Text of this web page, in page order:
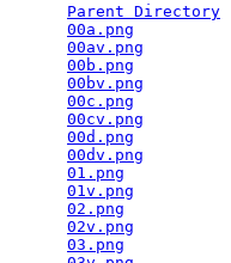
Parent Directory
00a.png
00av.png
00b.png
00bv.png
00c.png
00cv.png
00d.png
00dv.png
01.png
01v.png
02.png
02v.png
03.png